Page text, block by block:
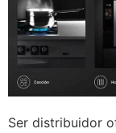
Ser distribuidor